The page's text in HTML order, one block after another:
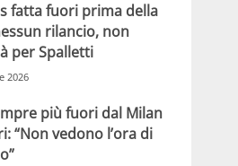
fatta fuori prima della
rilancio, non
per Spalletti
2026
più fuori dal Milan
“Non vedono l’ora di